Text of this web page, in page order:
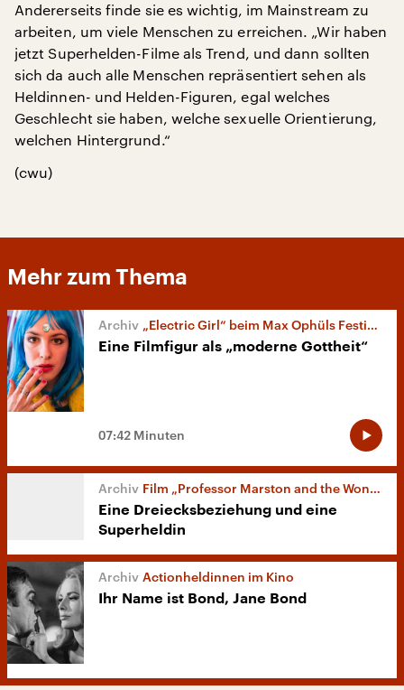
Andererseits finde sie es wichtig, im Mainstream zu
arbeiten, um viele Menschen zu erreichen. „Wir haben
jetzt Superhelden-Filme als Trend, und dann sollten
sich da auch alle Menschen repräsentiert sehen als
Heldinnen- und Helden-Figuren, egal welches
Geschlecht sie haben, welche sexuelle Orientierung,
welchen Hintergrund.“
(cwu)
Mehr zum Thema
„Electric Girl“ beim Max Ophüls Festival
Eine Filmfigur als „moderne Gottheit“
07:42 Minuten
Film „Professor Marston and the Wonder Woman“
Eine Dreiecksbeziehung und eine
Superheldin
Actionheldinnen im Kino
Ihr Name ist Bond, Jane Bond